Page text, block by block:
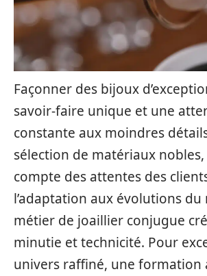
Façonner des bijoux
savoir-faire unique et une
constante aux moindres
sélection de matériaux
compte des attentes des
l’adaptation aux évolutions du
métier de joaillier conjugue
minutie et technicité. Pour
univers raffiné, une formation